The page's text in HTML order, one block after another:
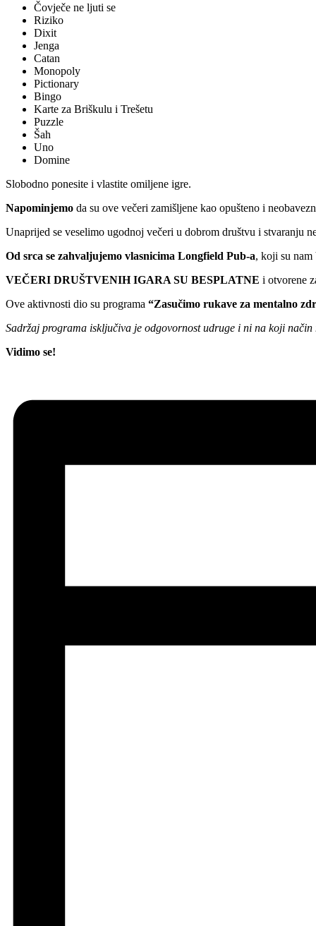
Čovječe ne ljuti se
Riziko
Dixit
Jenga
Catan
Monopoly
Pictionary
Bingo
Karte za Briškulu i Trešetu
Puzzle
Šah
Uno
Domine
Slobodno ponesite i vlastite omiljene igre.
Napominjemo da su ove večeri zamišljene kao opušteno i
Unaprijed se veselimo ugodnoj večeri u dobrom društvu i stvaranju
Od srca se zahvaljujemo vlasnicima Longfield Pub-a, koji su nam
VEČERI DRUŠTVENIH IGARA SU BESPLATNE i otvorene
Ove aktivnosti dio su programa “Zasučimo rukave za mentalno
Sadržaj programa isključiva je odgovornost udruge i ni na koji način
Vidimo se!